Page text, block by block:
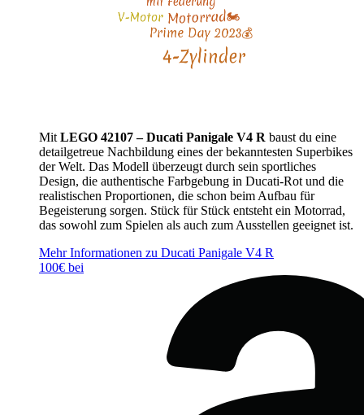
Mit LEGO 42107 – Ducati Panigale V4 R baust du eine
detailgetreue Nachbildung eines der bekanntesten Superbikes
der Welt. Das Modell überzeugt durch sein sportliches
Design, die authentische Farbgebung in Ducati-Rot und die
realistischen Proportionen, die schon beim Aufbau für
Begeisterung sorgen. Stück für Stück entsteht ein Motorrad,
das sowohl zum Spielen als auch zum Ausstellen geeignet ist.
Mehr Informationen zu Ducati Panigale V4 R
100€ bei